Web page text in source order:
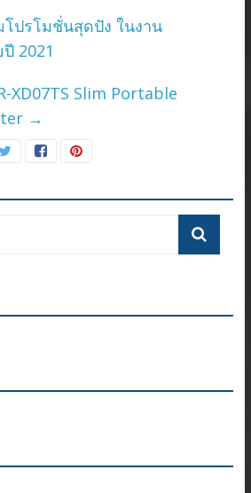
โปรโมชั่นสุดปัง ในงาน
2021
XD07TS Slim Portable
→